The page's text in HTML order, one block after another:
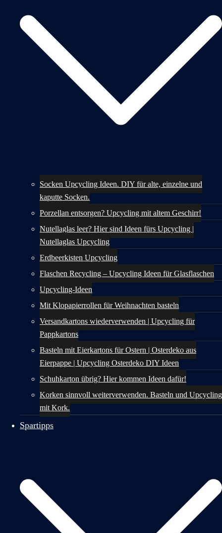
Socken Upcycling Ideen. DIY für alte, einzelne und
kaputte Socken.
Porzellan entsorgen? Upcycling mit altem Geschirr!
Nutellaglas leer? Hier sind Ideen fürs Upcycling |
Nutellaglas Upcycling
Erdbeerkisten Upcycling
Flaschen Recycling – Upcycling Ideen für Glasflaschen
Upcycling-Ideen
Mit Klopapierrollen für Weihnachten basteln
Versandkartons wiederverwenden | Upcycling für
Pappkartons
Basteln mit Eierkartons für Ostern | Osterdeko aus
Eierpappe | Upcycling Osterdeko DIY Ideen
Schuhkarton übrig? Hier kommen Ideen dafür!
Korken sinnvoll weiterverwenden. Basteln und Upcycling
mit Kork.
Spartipps